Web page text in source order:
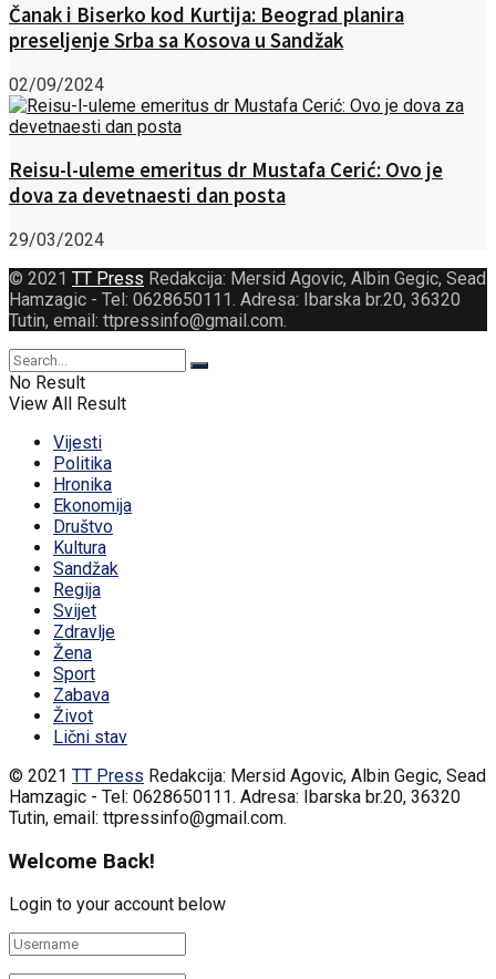
Čanak i Biserko kod Kurtija: Beograd planira
preseljenje Srba sa Kosova u Sandžak
02/09/2024
Reisu-l-uleme emeritus dr Mustafa Cerić: Ovo je
dova za devetnaesti dan posta
29/03/2024
© 2021 TT Press Redakcija: Mersid Agovic, Albin Gegic, Sead
Hamzagic - Tel: 0628650111. Adresa: Ibarska br.20, 36320
Tutin, email: ttpressinfo@gmail.com.
No Result
View All Result
Vijesti
Politika
Hronika
Ekonomija
Društvo
Kultura
Sandžak
Regija
Svijet
Zdravlje
Žena
Sport
Zabava
Život
Lični stav
© 2021 TT Press Redakcija: Mersid Agovic, Albin Gegic, Sead
Hamzagic - Tel: 0628650111. Adresa: Ibarska br.20, 36320
Tutin, email: ttpressinfo@gmail.com.
Welcome Back!
Login to your account below